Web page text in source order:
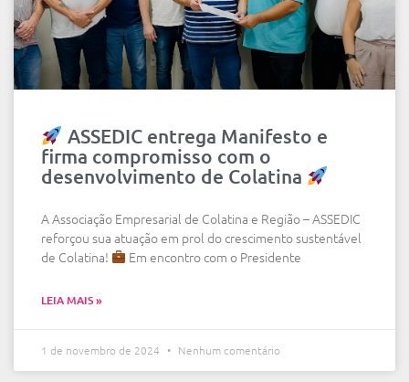
ASSEDIC entrega Manifesto e
firma compromisso com o
desenvolvimento de Colatina
A Associação Empresarial de Colatina e Região – ASSEDIC
reforçou sua atuação em prol do crescimento sustentável
de Colatina!
Em encontro com o Presidente
LEIA MAIS »
1 de novembro de 2024 Nenhum comentário